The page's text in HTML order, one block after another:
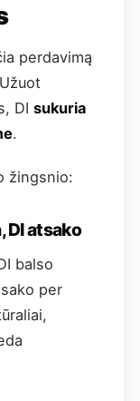
perdavimą
DI sukuria
.
žingsnio:
DI atsako
balso
per